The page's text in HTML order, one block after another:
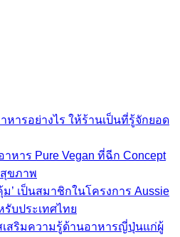
หารอย่างไร ให้ร้านเป็นที่รู้จักยอด
าหาร Pure Vegan ที่ฉีก Concept
สุขภาพ
ม’ เป็นสมาชิกในโครงการ Aussie
รับประเทศไทย
เสริมความรู้ด้านอาหารญี่ปุ่นแก่ผู้